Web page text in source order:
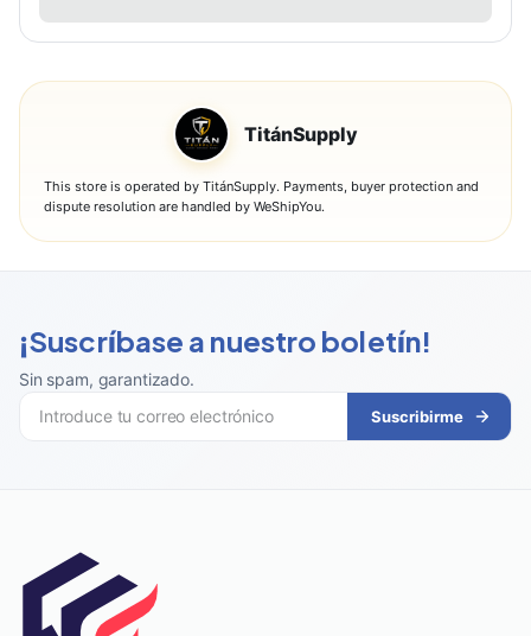
TitánSupply
This store is operated by TitánSupply. Payments, buyer protection and
dispute resolution are handled by WeShipYou.
¡Suscríbase a nuestro boletín!
Sin spam, garantizado.
Suscribirme